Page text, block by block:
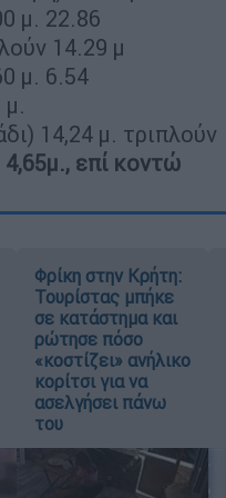
μ. 22.86
14.29 μ
μ. 6.54
μ.
14,24 μ. τριπλούν
επί κοντώ
Φρίκη στην Κρήτη:
Τουρίστας μπήκε
σε κατάστημα και
ρώτησε πόσο
«κοστίζει» ανήλικο
κορίτσι για να
ασελγήσει πάνω
του